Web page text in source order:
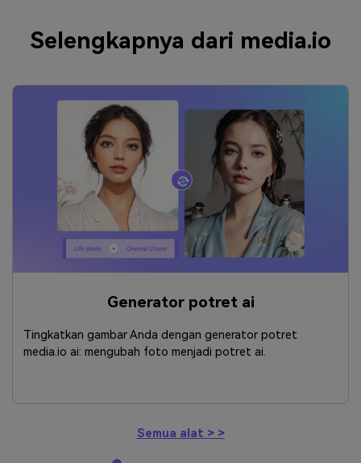
Selengkapnya dari media.io
Generator potret ai
Tingkatkan gambar Anda dengan generator potret
media.io ai: mengubah foto menjadi potret ai.
Semua alat > >